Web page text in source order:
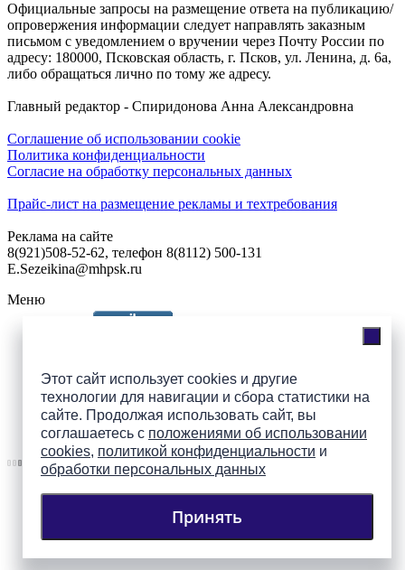
Этот сайт использует cookies и другие
технологии для навигации и сбора статистики на
сайте. Продолжая использовать сайт, вы
соглашаетесь с положениями об использовании
cookies, политикой конфиденциальности и
обработки персональных данных
Принять
Официальные запросы на размещение ответа на публикацию/
опровержения информации следует направлять заказным
письмом с уведомлением о вручении через Почту России по
адресу: 180000, Псковская область, г. Псков, ул. Ленина, д. 6а,
либо обращаться лично по тому же адресу.
Главный редактор - Спиридонова Анна Александровна
Соглашение об использовании cookie
Политика конфиденциальности
Согласие на обработку персональных данных
Прайс-лист на размещение рекламы и техтребования
Реклама на сайте
8(921)508-52-62, телефон 8(8112) 500-131
E.Sezeikina@mhpsk.ru
Меню
Подпишись на группы
ПАИ в соцсетях!